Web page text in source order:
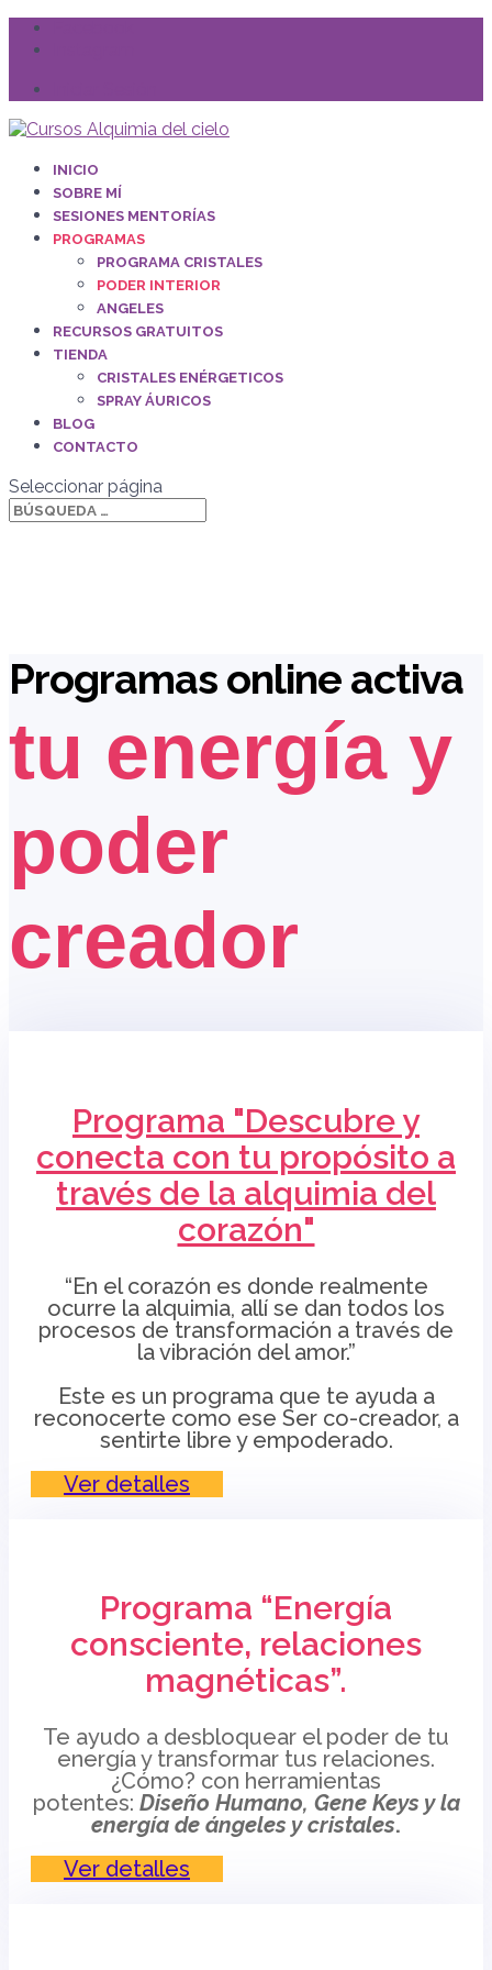
INICIO
SOBRE MÍ
SESIONES MENTORÍAS
PROGRAMAS
PROGRAMA CRISTALES
PODER INTERIOR
ANGELES
RECURSOS GRATUITOS
TIENDA
CRISTALES ENÉRGETICOS
SPRAY ÁURICOS
BLOG
CONTACTO
Seleccionar página
Programas online activa
tu energía y
poder
creador
Programa "Descubre y
conecta con tu propósito a
través de la alquimia del
corazón"
“En el corazón es donde realmente
ocurre la alquimia, allí se dan todos los
procesos de transformación a través de
la vibración del amor.”
Este es un programa que te ayuda a
reconocerte como ese Ser co-creador, a
sentirte libre y empoderado.
Ver detalles
Programa “Energía
consciente, relaciones
magnéticas”.
Te ayudo a desbloquear el poder de tu
energía y transformar tus relaciones.
¿Cómo? con herramientas
potentes: Diseño Humano, Gene Keys y la
energía de ángeles y cristales.
Ver detalles